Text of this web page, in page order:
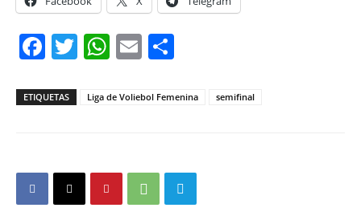
Facebook
Twitter
WhatsApp
Email
ETIQUETAS Liga de Voliebol Femenina semifinal